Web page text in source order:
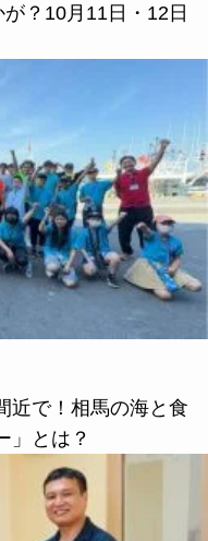
？10月11日・12日
近で！相馬の海と食
」とは？